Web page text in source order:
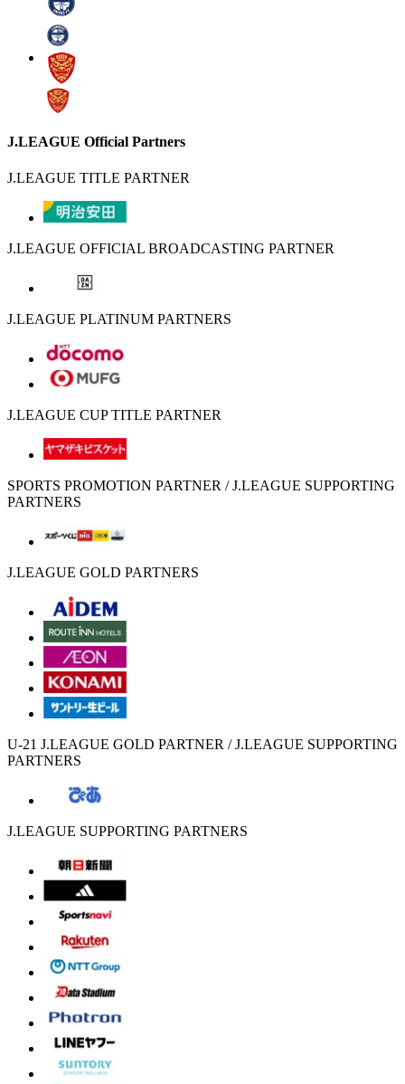
J.LEAGUE Official Partners
J.LEAGUE TITLE PARTNER
J.LEAGUE OFFICIAL BROADCASTING PARTNER
J.LEAGUE PLATINUM PARTNERS
J.LEAGUE CUP TITLE PARTNER
SPORTS PROMOTION PARTNER / J.LEAGUE SUPPORTING
PARTNERS
J.LEAGUE GOLD PARTNERS
U-21 J.LEAGUE GOLD PARTNER / J.LEAGUE SUPPORTING
PARTNERS
J.LEAGUE SUPPORTING PARTNERS